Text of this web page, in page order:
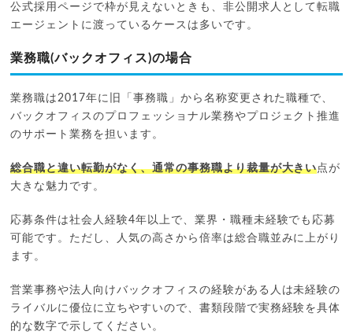
公式採用ページで枠が見えないときも、非公開求人として転職
エージェントに渡っているケースは多いです。
業務職(バックオフィス)の場合
業務職は2017年に旧「事務職」から名称変更された職種で、
バックオフィスのプロフェッショナル業務やプロジェクト推進
のサポート業務を担います。
総合職と違い転勤がなく、通常の事務職より裁量が大きい点が
大きな魅力です。
応募条件は社会人経験4年以上で、業界・職種未経験でも応募
可能です。ただし、人気の高さから倍率は総合職並みに上がり
ます。
営業事務や法人向けバックオフィスの経験がある人は未経験の
ライバルに優位に立ちやすいので、書類段階で実務経験を具体
的な数字で示してください。